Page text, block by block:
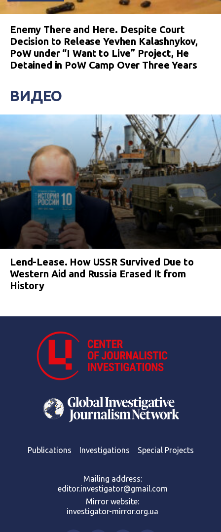
Enemy There and Here. Despite Court
Decision to Release Yevhen Kalashnykov,
PoW under “I Want to Live” Project, He
Detained in PoW Camp Over Three Years
ВИДЕО
Lend-Lease. How USSR Survived Due to
Western Aid and Russia Erased It from
History
Publications Investigations Special Projects
Mailing address:
editor.investigator@gmail.com
Mirror website:
investigator-mirror.org.ua